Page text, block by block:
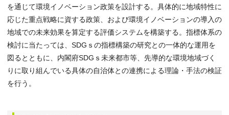
を通じて環境イノベーション政策を設計する。具体的に地域特性に
応じた重点戦略に資する政策、および環境イノベーションの導入の
地域での未来効果を算定する評価システムを構築する。指標体系の
検討に当たっては、SDGｓの指標構築の研究との一体的な運用を
図るとともに、内閣府SDGｓ未来都市等、先導的な環境地域づく
りに取り組んでいる具体の自治体との連携による理論・手法の検証
を行う。